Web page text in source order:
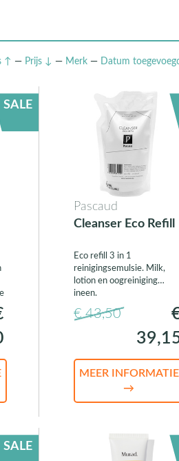
↑ — Prijs ↓ — Merk— Datum
SALE
Pascaud
Cleanser Eco Refill
Eco refill 3 in 1
reinigingsemulsie. Milk,
lotion en oogreiniging
ineen.
€ 43,50
MEER INFORMATIE
→
SALE